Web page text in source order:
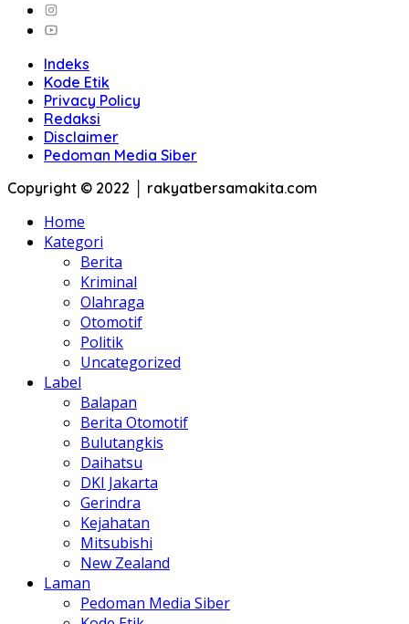
Indeks
Kode Etik
Privacy Policy
Redaksi
Disclaimer
Pedoman Media Siber
Copyright © 2022 │ rakyatbersamakita.com
Home
Kategori
Berita
Kriminal
Olahraga
Otomotif
Politik
Uncategorized
Label
Balapan
Berita Otomotif
Bulutangkis
Daihatsu
DKI Jakarta
Gerindra
Kejahatan
Mitsubishi
New Zealand
Laman
Pedoman Media Siber